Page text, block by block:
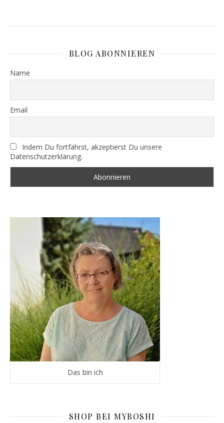
BLOG ABONNIEREN
Name
Email
Indem Du fortfährst, akzeptierst Du unsere
Datenschutzerklärung.
Das bin ich
SHOP BEI MYBOSHI